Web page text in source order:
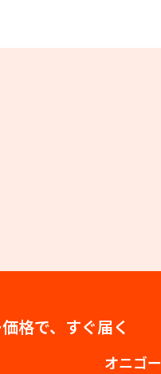
格で、すぐ届く
オニゴー